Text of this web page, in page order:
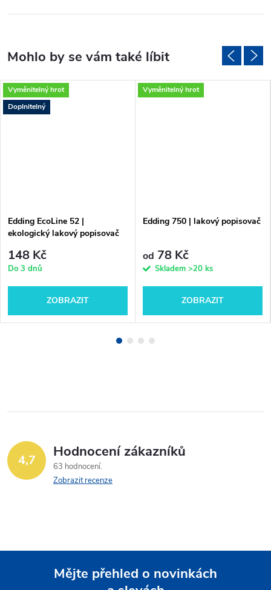
Vyměnitelný hrot
Doplnitelný
Edding EcoLine 52 |
ekologický lakový popisovač
148 Kč
Do 3 dnů
ZOBRAZIT
Vyměnitelný hrot
Edding 750 | lakový popisovač
od 78 Kč
Skladem >20 ks
ZOBRAZIT
4,7 Hodnocení zákazníků
63 hodnocení
Zobrazit recenze
Mějte přehled o novinkách